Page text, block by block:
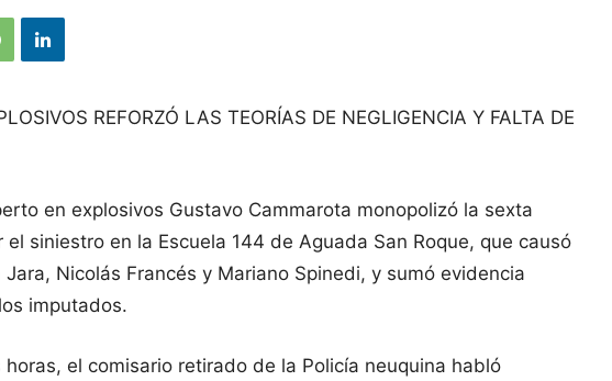
REFORZÓ LAS TEORÍAS DE NEGLIGENCIA Y FALTA DE
en explosivos Gustavo Cammarota monopolizó la sexta
siniestro en la Escuela 144 de Aguada San Roque, que causó
Nicolás Francés y Mariano Spinedi, y sumó evidencia
imputados.
el comisario retirado de la Policía neuquina habló